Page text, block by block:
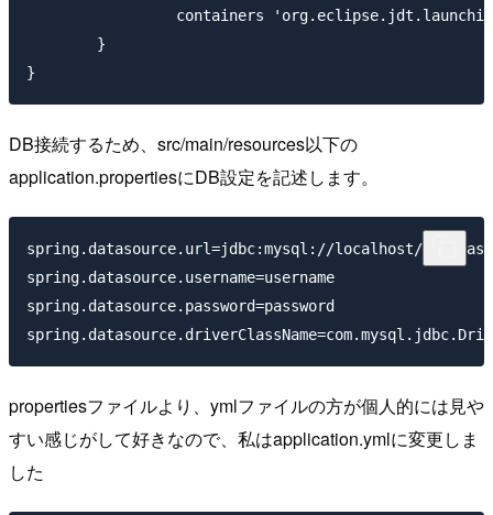
DB接続するため、src/main/resources以下の
application.propertiesにDB設定を記述します。
spring.datasource.url=jdbc:mysql://localhost/
spring.datasource.username=username
spring.datasource.password=password
propertiesファイルより、ymlファイルの方が個人的には見や
すい感じがして好きなので、私はapplication.ymlに変更しま
した